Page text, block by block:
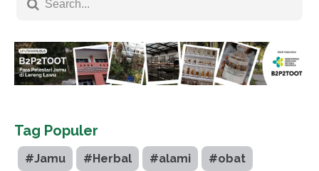
Tag Populer
#Jamu #Herbal #alami #obat